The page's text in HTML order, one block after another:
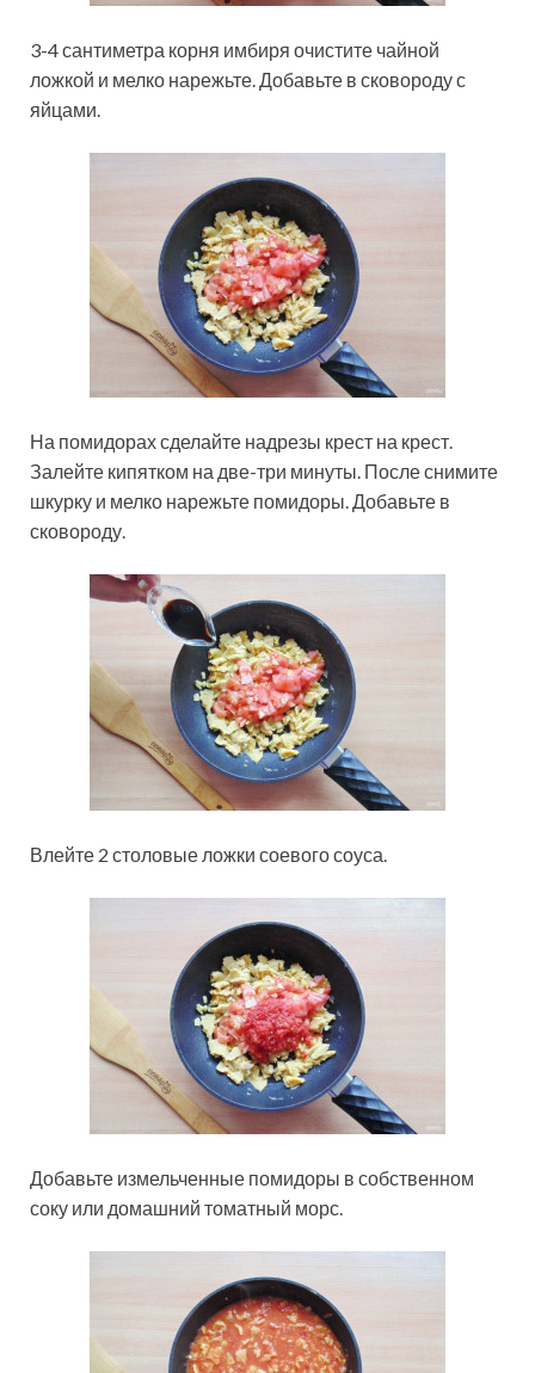
3-4 сантиметра корня имбиря очистите чайной
ложкой и мелко нарежьте. Добавьте в сковороду с
яйцами.
На помидорах сделайте надрезы крест на крест.
Залейте кипятком на две-три минуты. После снимите
шкурку и мелко нарежьте помидоры. Добавьте в
сковороду.
Влейте 2 столовые ложки соевого соуса.
Добавьте измельченные помидоры в собственном
соку или домашний томатный морс.